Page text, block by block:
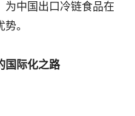
为中国出口冷链食品在
。
国际化之路